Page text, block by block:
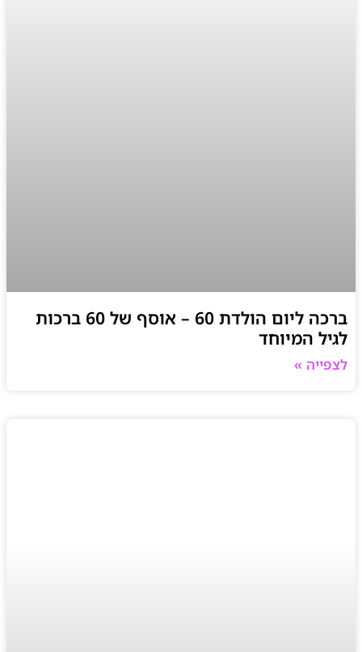
ברכה ליום הולדת 60 – אוסף של 60 ברכות
לגיל המיוחד
לצפייה »